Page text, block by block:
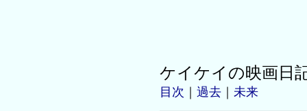
ケイケイの映画日
目次 過去 未来